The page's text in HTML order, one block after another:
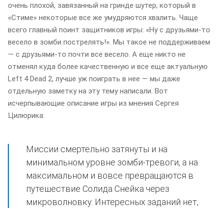
очень плохой, завязанный на гринде шутер, который в
«Стиме» некоторые все же умудряются хвалить. Чаще
всего главный поинт защитников игры: «Ну с друзьями-то
весело в зомби пострелять!». Мы такое не поддерживаем
— с друзьями-то почти все весело. А еще никто не
отменял куда более качественную и все еще актуальную
Left 4 Dead 2, лучше уж поиграть в нее — мы даже
отдельную заметку на эту тему написали. Вот
исчерпывающие описание игры из мнения Сергея
Цилюрика:
Миссии смертельно затянуты и на
минимальном уровне зомби-тревоги, а на
максимальном и вовсе превращаются в
путешествие Солида Снейка через
микроволновку. Интересных заданий нет,